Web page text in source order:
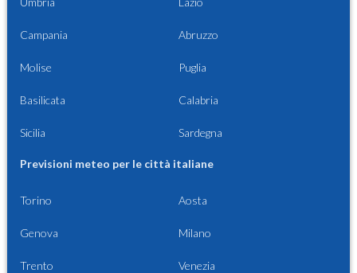
Campania Abruzzo
Molise Puglia
Basilicata Calabria
Sicilia Sardegna
Previsioni meteo per le città italiane
Torino Aosta
Genova Milano
Trento Venezia